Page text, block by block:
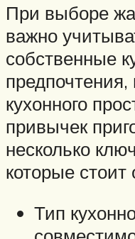
При выборе
важно
собственные
кухонного
привычек
несколько
которые
Тип